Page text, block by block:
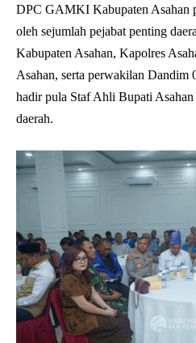
DPC GAMKI Kabupaten Asahan
oleh sejumlah pejabat penting
Kabupaten Asahan, Kapolres
Asahan, serta perwakilan Dandim
hadir pula Staf Ahli Bupati Asahan
daerah.